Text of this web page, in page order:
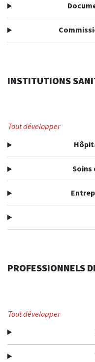
INSTITUTIONS
Tout développer
Soins
PROFESSIONNELS
Tout développer